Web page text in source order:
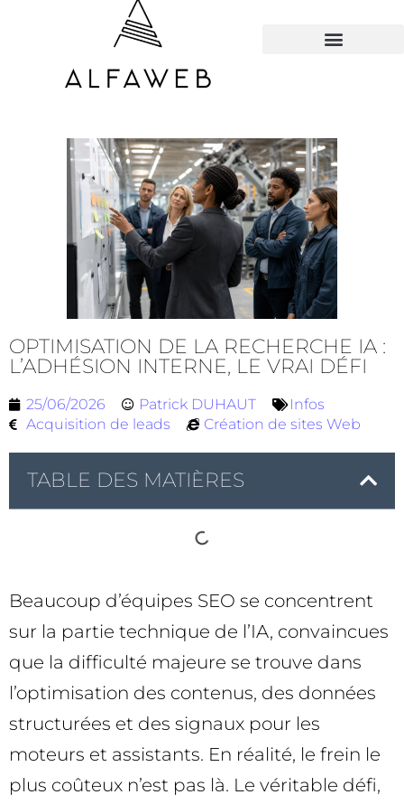
OPTIMISATION DE LA RECHERCHE IA :
L’ADHÉSION INTERNE, LE VRAI DÉFI
25/06/2026 Patrick DUHAUT
Infos
Acquisition de leads
Création de sites Web
TABLE DES MATIÈRES
Beaucoup d’équipes SEO se concentrent
sur la partie technique de l’IA, convaincues
que la difficulté majeure se trouve dans
l’optimisation des contenus, des données
structurées et des signaux pour les
moteurs et assistants. En réalité, le frein le
plus coûteux n’est pas là. Le véritable défi,